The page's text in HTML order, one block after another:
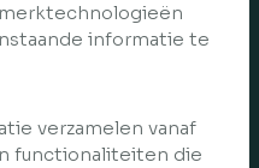
informatie te
verzamelen vanaf
functionaliteiten die